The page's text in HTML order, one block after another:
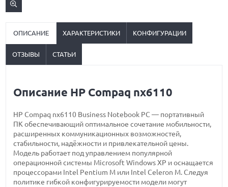
ОПИСАНИЕ ХАРАКТЕРИСТИКИ КОНФИГУРАЦИИ
ОТЗЫВЫ СТАТЬИ
Описание HP Compaq nx6110
HP Compaq nx6110 Business Notebook PC — портативный
ПК обеспечивающий оптимальное сочетание мобильности,
расширенных коммуникационных возможностей,
стабильности, надёжности и привлекательной цены.
Модель работает под управлением популярной
операционной системы Microsoft Windows XP и оснащается
процессорами Intel Pentium M или Intel Celeron M. Следуя
политике гибкой конфигурируемости модели могут